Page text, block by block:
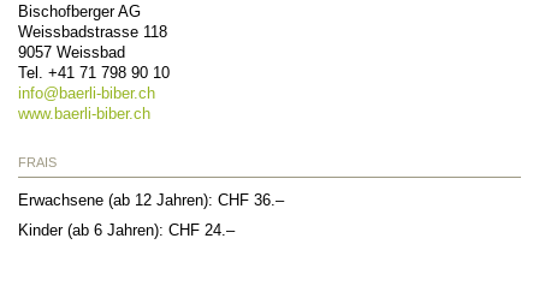
Bischofberger AG
Weissbadstrasse 118
9057 Weissbad
Tel. +41 71 798 90 10
info@ baerli-biber.ch
www.baerli-biber.ch
FRAIS
Erwachsene (ab 12 Jahren): CHF 36.–
Kinder (ab 6 Jahren): CHF 24.–